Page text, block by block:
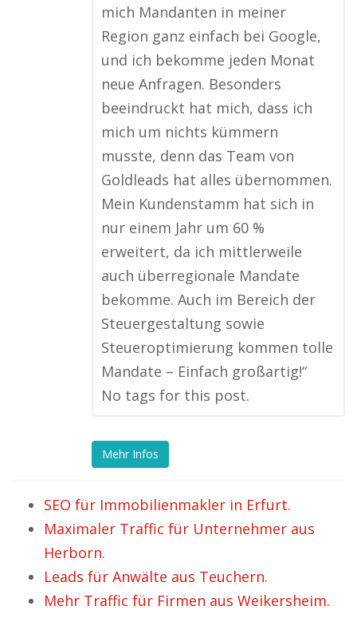
mich Mandanten in meiner
Region ganz einfach bei Google,
und ich bekomme jeden Monat
neue Anfragen. Besonders
beeindruckt hat mich, dass ich
mich um nichts kümmern
musste, denn das Team von
Goldleads hat alles übernommen.
Mein Kundenstamm hat sich in
nur einem Jahr um 60 %
erweitert, da ich mittlerweile
auch überregionale Mandate
bekomme. Auch im Bereich der
Steuergestaltung sowie
Steueroptimierung kommen tolle
Mandate – Einfach großartig!“
No tags for this post.
Mehr Infos
SEO für Immobilienmakler in Erfurt.
Maximaler Traffic für Unternehmer aus
Herborn.
Leads für Anwälte aus Teuchern.
Mehr Traffic für Firmen aus Weikersheim.